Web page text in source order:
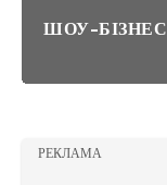
ШОУ-БІЗНЕС
РЕКЛАМА